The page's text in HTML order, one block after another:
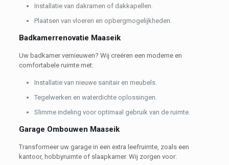
Installatie van dakramen of dakkapellen.
Plaatsen van vloeren en opbergmogelijkheden.
Badkamerrenovatie Maaseik
Uw badkamer vernieuwen? Wij creëren een moderne en
comfortabele ruimte met:
Installatie van nieuwe sanitair en meubels.
Tegelwerken en waterdichte oplossingen.
Slimme indeling voor optimaal gebruik van de ruimte.
Garage Ombouwen Maaseik
Transformeer uw garage in een extra leefruimte, zoals een
kantoor, hobbyruimte of slaapkamer. Wij zorgen voor: